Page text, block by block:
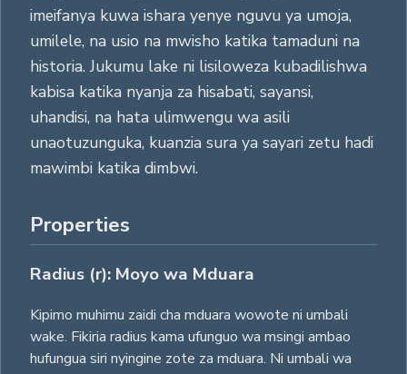
imeifanya kuwa ishara yenye nguvu ya umoja,
umilele, na usio na mwisho katika tamaduni na
historia. Jukumu lake ni lisiloweza kubadilishwa
kabisa katika nyanja za hisabati, sayansi,
uhandisi, na hata ulimwengu wa asili
unaotuzunguka, kuanzia sura ya sayari zetu hadi
mawimbi katika dimbwi.
Properties
Radius (r): Moyo wa Mduara
Kipimo muhimu zaidi cha mduara wowote ni umbali
wake. Fikiria radius kama ufunguo wa msingi ambao
hufungua siri nyingine zote za mduara. Ni umbali wa